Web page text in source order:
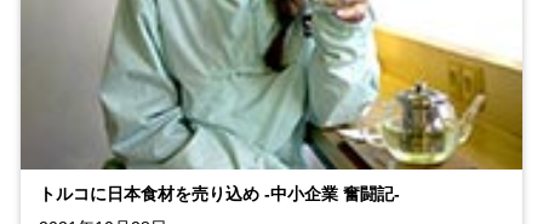
トルコに日本食材を売り込め ‐中小企業 奮闘記‐